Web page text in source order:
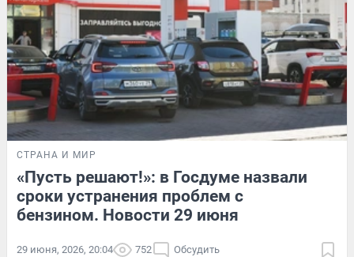
СТРАНА И МИР
«Пусть решают!»: в Госдуме назвали
сроки устранения проблем с
бензином. Новости 29 июня
29 июня, 2026, 20:04 752 Обсудить